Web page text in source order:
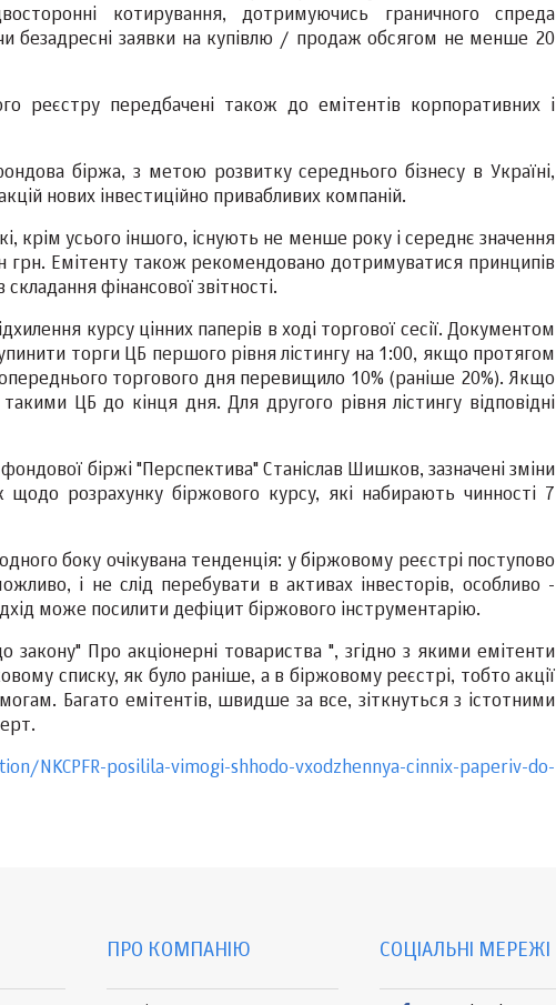
котирування, дотримуючись граничного спреда
безадресні заявки на купівлю / продаж обсягом не менше 20
реєстру передбачені також до емітентів корпоративних і
біржа, з метою розвитку середнього бізнесу в Україні,
нових інвестиційно привабливих компаній.
крім усього іншого, існують не менше року і середнє значення
грн. Емітенту також рекомендовано дотримуватися принципів
фінансової звітності.
курсу цінних паперів в ході торгової сесії. Документом
торги ЦБ першого рівня лістингу на 1:00, якщо протягом
торгового дня перевищило 10% (раніше 20%). Якщо
ЦБ до кінця дня. Для другого рівня лістингу відповідні
біржі "Перспектива" Станіслав Шишков, зазначені зміни
розрахунку біржового курсу, які набирають чинності 7
боку очікувана тенденція: у біржовому реєстрі поступово
і не слід перебувати в активах інвесторів, особливо -
може посилити дефіцит біржового інструментарію.
закону" Про акціонерні товариства ", згідно з якими емітенти
списку, як було раніше, а в біржовому реєстрі, тобто акції
Багато емітентів, швидше за все, зіткнуться з істотними
NKCPFR-posilila-vimogi-shhodo-vxodzhennya-cinnix-paperiv-do-
ПРО КОМПАНІЮ СОЦІАЛЬНІ МЕРЕЖІ